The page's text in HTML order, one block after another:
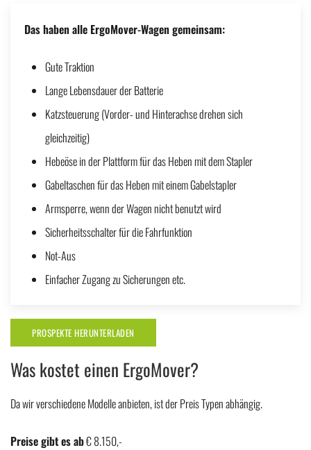
Das haben alle ErgoMover-Wagen gemeinsam:
Gute Traktion
Lange Lebensdauer der Batterie
Katzsteuerung (Vorder- und Hinterachse drehen sich
gleichzeitig)
Hebeöse in der Plattform für das Heben mit dem Stapler
Gabeltaschen für das Heben mit einem Gabelstapler
Armsperre, wenn der Wagen nicht benutzt wird
Sicherheitsschalter für die Fahrfunktion
Not-Aus
Einfacher Zugang zu Sicherungen etc.
PROSPEKTE HERUNTERLADEN
Was kostet einen ErgoMover?
Da wir verschiedene Modelle anbieten, ist der Preis Typen abhängig.
Preise gibt es ab€ 8.150,-